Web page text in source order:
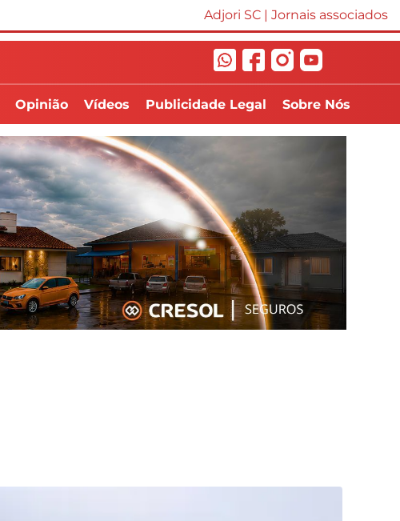
Adjori SC | Jornais associados
Opinião Vídeos Publicidade Legal Sobre Nós